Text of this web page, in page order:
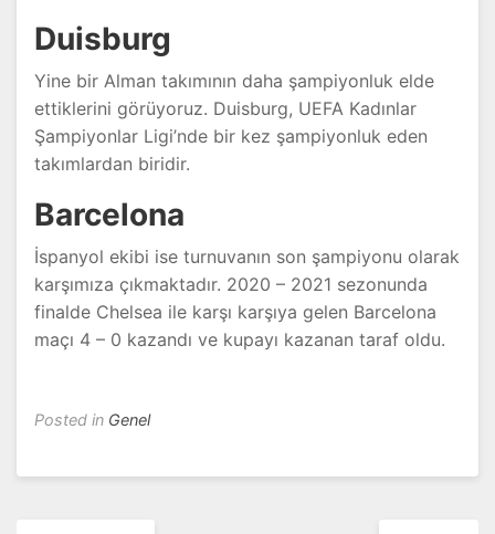
Duisburg
Yine bir Alman takımının daha şampiyonluk elde
ettiklerini görüyoruz. Duisburg, UEFA Kadınlar
Şampiyonlar Ligi’nde bir kez şampiyonluk eden
takımlardan biridir.
Barcelona
İspanyol ekibi ise turnuvanın son şampiyonu olarak
karşımıza çıkmaktadır. 2020 – 2021 sezonunda
finalde Chelsea ile karşı karşıya gelen Barcelona
maçı 4 – 0 kazandı ve kupayı kazanan taraf oldu.
Posted in Genel